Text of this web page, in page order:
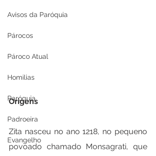
Avisos da Paróquia
Párocos
Pároco Atual
Homilias
Paróquia
Padroeira
Evangelho
Origens
Zita nasceu no ano 1218, no pequeno
povoado chamado Monsagrati, que